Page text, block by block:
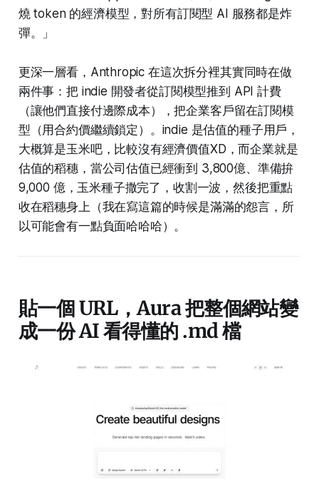
燒 token 的經濟模型，對所有訂閱型 AI 服務都是炸
彈。」
更深一層看，Anthropic 在這次拆分裡其實同時在做
兩件事：把 indie 開發者從訂閱模型推到 API 計費
（讓他們直接付邊際成本），把企業客戶留在訂閱模
型（用合約價繼續鎖定）。indie 是估值的種子用戶，
大概算是玉米吧，比較沒有經濟價值XD，而企業就是
估值的稻穗，當公司估值已經衝到 3,800億、準備拚
9,000 億，玉米種子撒完了，收割一波，然後把重點
收在稻穗身上（我在寫這篇的時候是滿滿的怨言，所
以可能會有一點負面哈哈哈）。
貼一個 URL，Aura 把整個網站變
成一份 AI 看得懂的 .md 檔